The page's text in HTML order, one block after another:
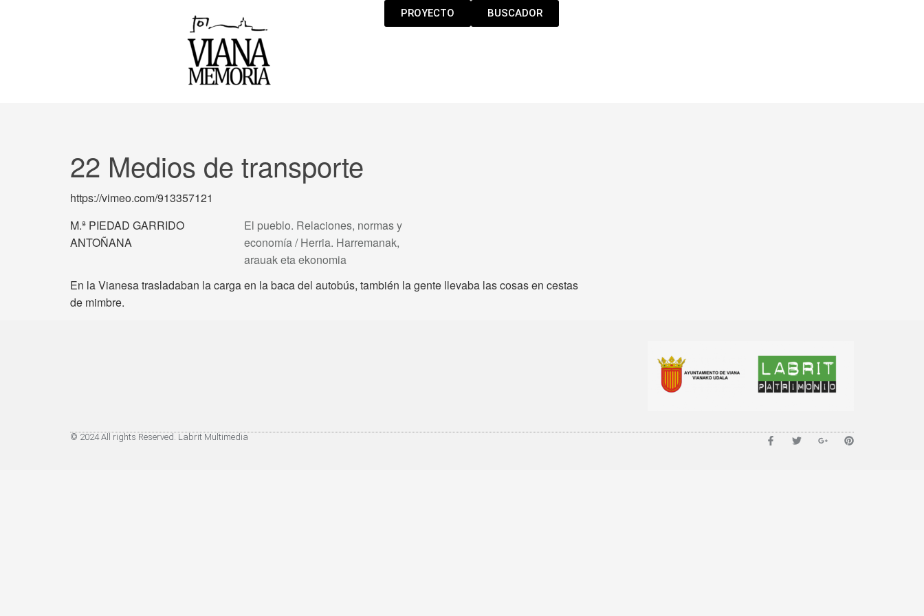
PROYECTO BUSCADOR
22 Medios de transporte
https://vimeo.com/913357121
M.ª PIEDAD GARRIDO
ANTOÑANA
El pueblo. Relaciones, normas y
economía / Herria. Harremanak,
arauak eta ekonomia
En la Vianesa trasladaban la carga en la baca del autobús, también la gente llevaba las cosas en cestas
de mimbre.
© 2024 All rights Reserved. Labrit Multimedia